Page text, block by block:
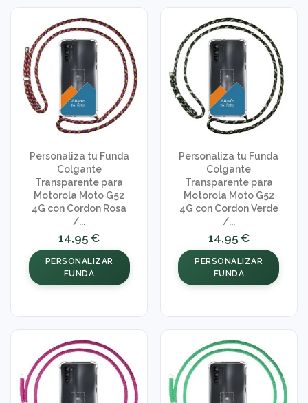
Personaliza tu Funda
Colgante
Transparente para
Motorola Moto G52
4G con Cordon Rosa
/...
14,95 €
PERSONALIZAR
FUNDA
Personaliza tu Funda
Colgante
Transparente para
Motorola Moto G52
4G con Cordon Verde
/...
14,95 €
PERSONALIZAR
FUNDA